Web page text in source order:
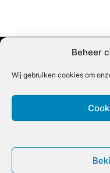
Beheer
Wij gebruiken cookies om
Nieuwsbrief